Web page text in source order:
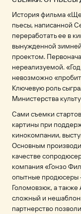
История фильма
пьесы, написанной
переработать ее в
вынужденной
проектом.
нереализуемой.
невозможно
Ключевую роль
Министерства
Сами съемки
картины при
кинокомпании,
Основным
качестве
компания «Гонзо
опытные продюсеры
Голомовзюк, а
сложный и
партнерство